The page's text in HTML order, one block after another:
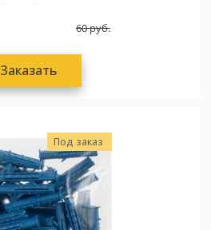
60руб.
Заказать
Под заказ